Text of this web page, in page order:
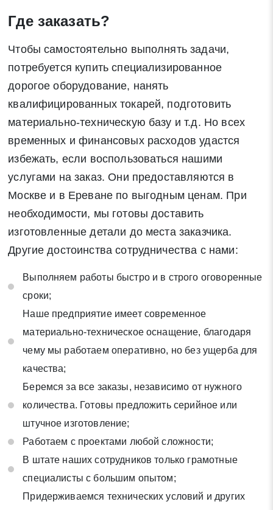
Где заказать?
Чтобы самостоятельно выполнять задачи,
потребуется купить специализированное
дорогое оборудование, нанять
квалифицированных токарей, подготовить
материально-техническую базу и т.д. Но всех
временных и финансовых расходов удастся
избежать, если воспользоваться нашими
услугами на заказ. Они предоставляются в
Москве и в Ереване по выгодным ценам. При
необходимости, мы готовы доставить
изготовленные детали до места заказчика.
Другие достоинства сотрудничества с нами:
Выполняем работы быстро и в строго оговоренные
сроки;
Наше предприятие имеет современное
материально-техническое оснащение, благодаря
чему мы работаем оперативно, но без ущерба для
качества;
Беремся за все заказы, независимо от нужного
количества. Готовы предложить серийное или
штучное изготовление;
Работаем с проектами любой сложности;
В штате наших сотрудников только грамотные
специалисты с большим опытом;
Придерживаемся технических условий и других